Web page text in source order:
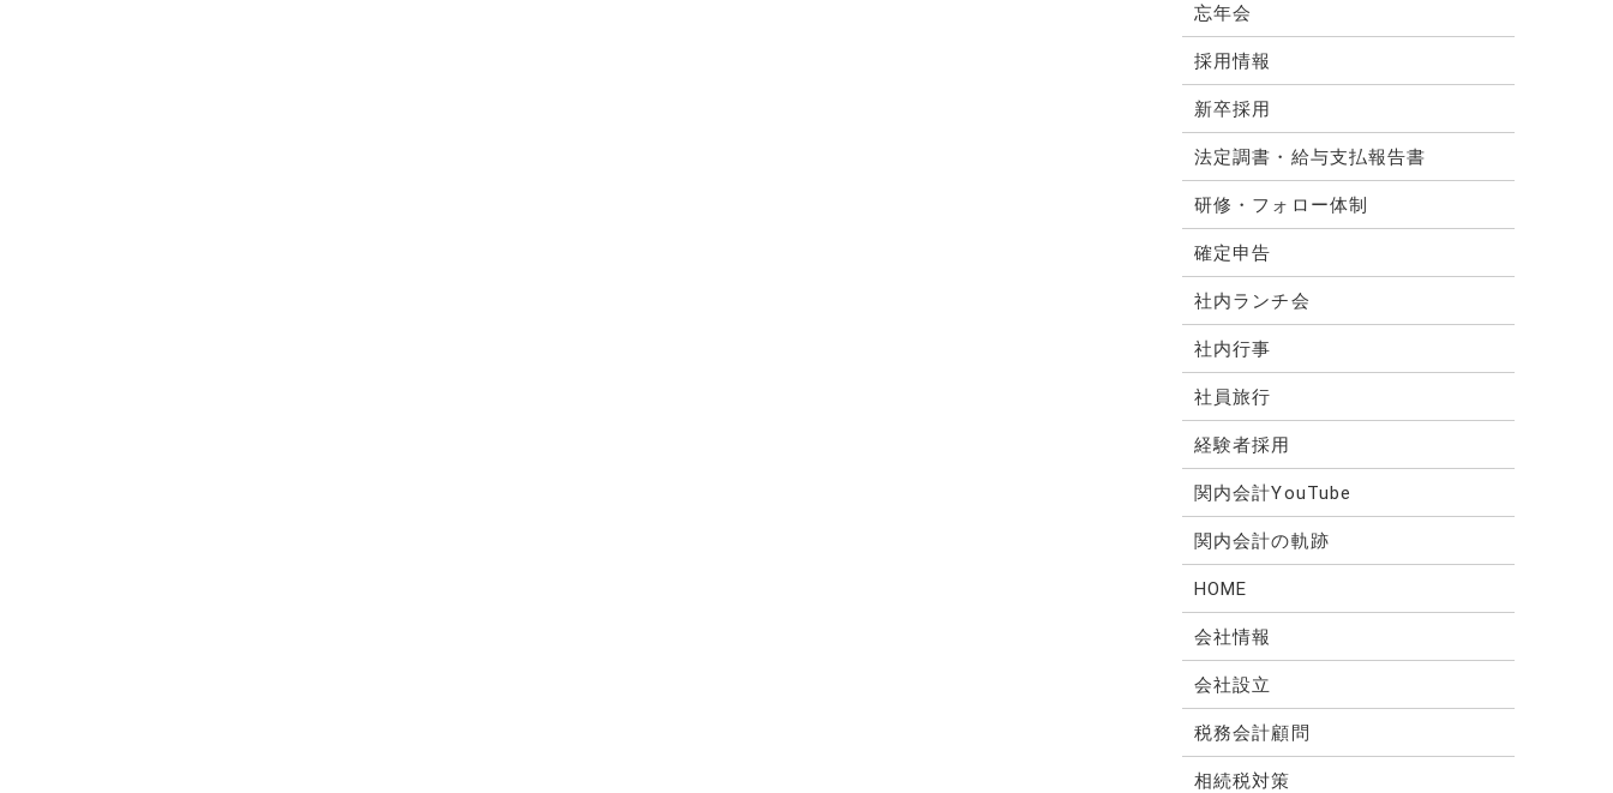
忘年会
採用情報
新卒採用
法定調書・給与支払報告書
研修・フォロー体制
確定申告
社内ランチ会
社内行事
社員旅行
経験者採用
関内会計YouTube
関内会計の軌跡
HOME
会社情報
会社設立
税務会計顧問
相続税対策